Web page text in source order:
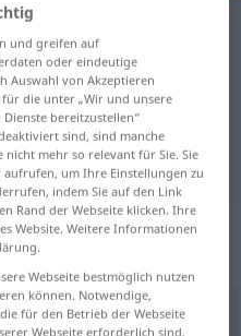
Übersetzung
Verb,
und greifen auf
oder eindeutige
Auswahl von Akzeptieren
die unter „Wir und unsere
bereitzustellen“
sind, sind manche
mehr so relevant für Sie. Sie
um Ihre Einstellungen zu
indem Sie auf den Link
Rand der Webseite klicken. Ihre
Website. Weitere Informationen
Webseite bestmöglich nutzen
können. Notwendige,
für den Betrieb der Webseite
Webseite erforderlich sind,